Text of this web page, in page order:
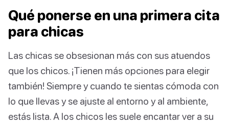
Qué ponerse en una primera cita
para chicas
Las chicas se obsesionan más con sus atuendos
que los chicos. ¡Tienen más opciones para elegir
también! Siempre y cuando te sientas cómoda con
lo que llevas y se ajuste al entorno y al ambiente,
estás lista. A los chicos les suele encantar ver a su